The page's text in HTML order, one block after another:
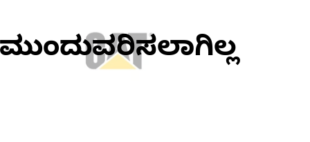
ಮುಂದುವರಿಸಲಾಗಿಲ್ಲ